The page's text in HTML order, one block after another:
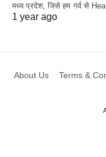
मध्य प्रदेश, जिसे हम गर्व से
1 year ago
About Us Terms &